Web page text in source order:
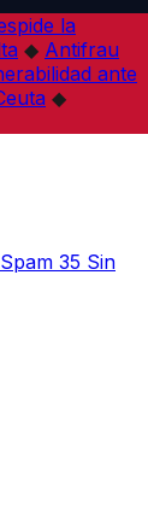
la
◆ Antifrau
ante
◆
35 Sin